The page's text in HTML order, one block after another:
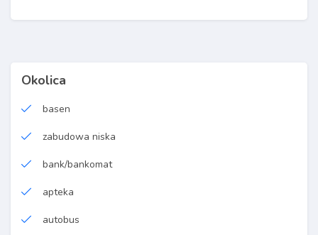
Okolica
basen
zabudowa niska
bank/bankomat
apteka
autobus